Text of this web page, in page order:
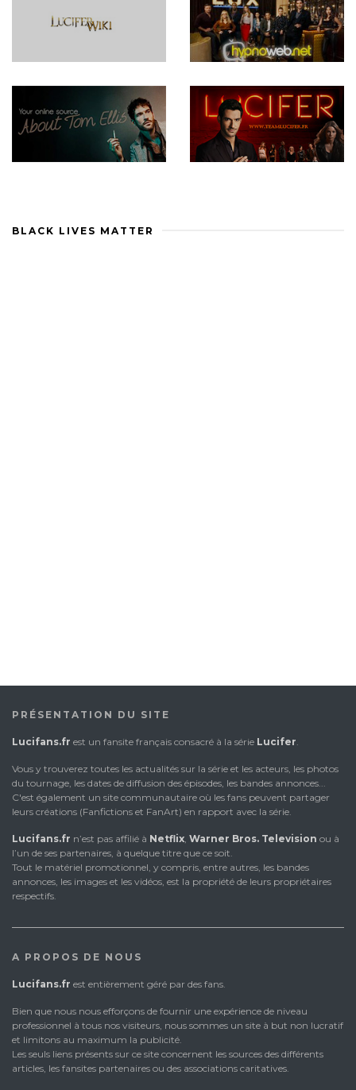
BLACK LIVES MATTER
PRÉSENTATION DU SITE
Lucifans.fr est un fansite français consacré à la série Lucifer
Vous y trouverez toutes les actualités sur la série et les acteurs, les photos
du tournage, les dates de diffusion des épisodes, les bandes annonces...
C'est également un site communautaire où les fans peuvent partager
leurs créations (Fanfictions et FanArt) en rapport avec la série.
Lucifans.fr n’est pas affilié à Netflix Warner Bros. Television ou à
l’un de ses partenaires, à quelque titre que ce soit.
Tout le matériel promotionnel, y compris, entre autres, les bandes
annonces, les images et les vidéos, est la propriété de leurs propriétaires
respectifs.
A PROPOS DE NOUS
Lucifans.fr est entièrement géré par des fans.
Bien que nous nous efforçons de fournir une expérience de niveau
professionnel à tous nos visiteurs, nous sommes un site à but non lucratif
et limitons au maximum la publicité.
Les seuls liens présents sur ce site concernent les sources des différents
articles, les fansites partenaires ou des associations caritatives.